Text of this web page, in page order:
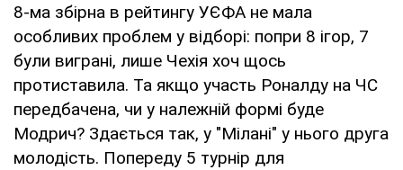
8-ма збірна в рейтингу УЄФА не мала
особливих проблем у відборі: попри 8 ігор, 7
були виграні, лише Чехія хоч щось
протиставила. Та якщо участь Роналду на ЧС
передбачена, чи у належній формі буде
Модрич? Здається так, у "Мілані" у нього друга
молодість. Попереду 5 турнір для